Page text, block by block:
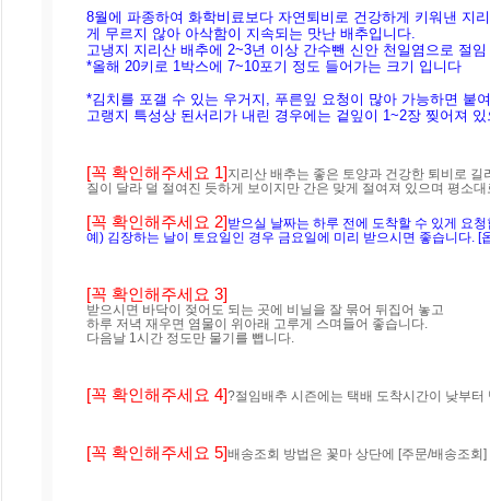
8월에 파종하여 화학비료보다 자연퇴비로 건강하게 키워낸 지
게 무르지 않아 아삭함이 지속되는 맛난 배추입니다.
고냉지 지리산 배추에 2~3년 이상 간수뺀 신안 천일염으로 절
*올해 20키로 1박스에 7~10포기 정도 들어가는 크기 입니다
*김치를 포갤 수 있는 우거지, 푸른잎 요청이 많아 가능하면 붙
고랭지 특성상 된서리가 내린 경우에는 겉잎이 1~2장 찢어져
[꼭 확인해주세요 1] 지리산 배추는 좋은 토양과 건강한 퇴비로
질이 달라 덜 절여진 듯하게 보이지만 간은 맞게 절여져 있으며 평소
[꼭 확인해주세요 2] 받으실 날짜는 하루 전에 도착할 수 있게 요청
예) 김장하는 날이 토요일인 경우 금요일에 미리 받으시면 좋습니다. [
[꼭 확인해주세요 3]
받으시면 바닥이 젖어도 되는 곳에 비닐을 잘 묶어 뒤집어 놓고
하루 저녁 재우면 염물이 위아래 고루게 스며들어 좋습니다.
다음날 1시간 정도만 물기를 뺍니다.
[꼭 확인해주세요 4]?절임배추 시즌에는 택배 도착시간이 낮부
[꼭 확인해주세요 5]배송조회 방법은 꽃마 상단에 [주문/배송조